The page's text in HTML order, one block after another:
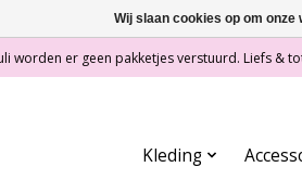
worden er geen pakketjes verstuurd. Liefs &
Kleding
Wij slaan cookies op om